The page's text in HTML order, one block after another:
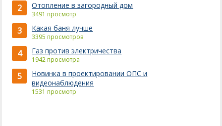
2 Отопление в загородный дом
3491 просмотр
3 Какая баня лучше
3395 просмотров
4 Газ против электричества
1942 просмотра
5
Новинка в проектировании ОПС и
видеонаблюдения
1531 просмотр